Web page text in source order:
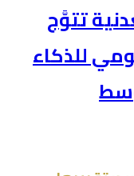
تتوَّج
للذكاء